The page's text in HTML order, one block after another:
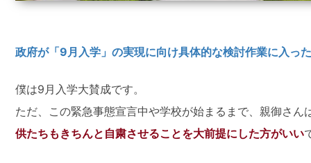
政府が「9月入学」の実現に向け具体的な検討作業に入っ
僕は9月入学大賛成です。
ただ、この緊急事態宣言中や学校が始まるまで、親御さん
供たちもきちんと自粛させることを大前提にした方がいい